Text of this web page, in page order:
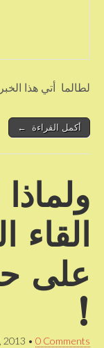
لطالما أتي هذا
أكمل القراءة ←
القاء
على
!
2013 • 0 Comments